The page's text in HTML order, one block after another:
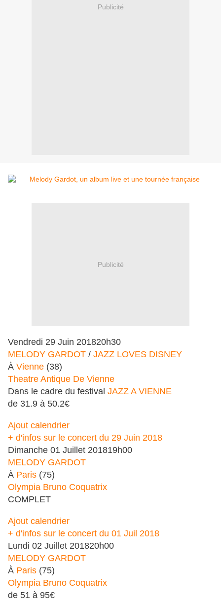
Publicité
Publicité
Vendredi 29 Juin 201820h30
MELODY GARDOT / JAZZ LOVES DISNEY
À Vienne (38)
Theatre Antique De Vienne
Dans le cadre du festival JAZZ A VIENNE
de 31.9 à 50.2€
Ajout calendrier
+ d'infos sur le concert du 29 Juin 2018
Dimanche 01 Juillet 201819h00
MELODY GARDOT
À Paris (75)
Olympia Bruno Coquatrix
COMPLET
Ajout calendrier
+ d'infos sur le concert du 01 Juil 2018
Lundi 02 Juillet 201820h00
MELODY GARDOT
À Paris (75)
Olympia Bruno Coquatrix
de 51 à 95€